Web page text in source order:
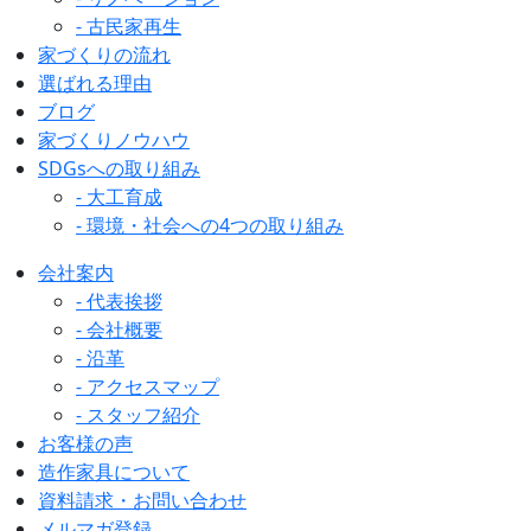
- 古民家再生
家づくりの流れ
選ばれる理由
ブログ
家づくりノウハウ
SDGsへの取り組み
- 大工育成
- 環境・社会への4つの取り組み
会社案内
- 代表挨拶
- 会社概要
- 沿革
- アクセスマップ
- スタッフ紹介
お客様の声
造作家具について
資料請求・お問い合わせ